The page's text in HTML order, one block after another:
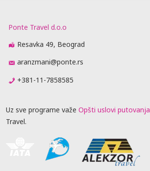
Ponte Travel d.o.o
Resavka 49, Beograd
aranzmani@ponte.rs
+381-11-7858585
Uz sve programe važe Opšti uslovi putovanja
Travel.